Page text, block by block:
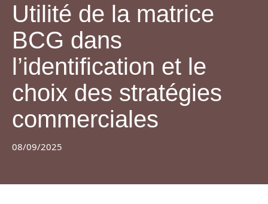
Utilité de la matrice
BCG dans
l’identification et le
choix des stratégies
commerciales
08/09/2025